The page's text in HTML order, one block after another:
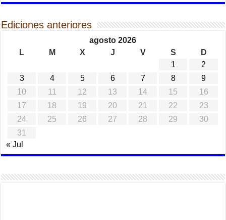
Ediciones anteriores
agosto 2026
L
M X J V S
D
1
2
3
4 5 6 7 8
9
10
11 12 13 14 15
16
17
18 19 20 21 22
23
24
25 26 27 28 29
30
31
« Jul